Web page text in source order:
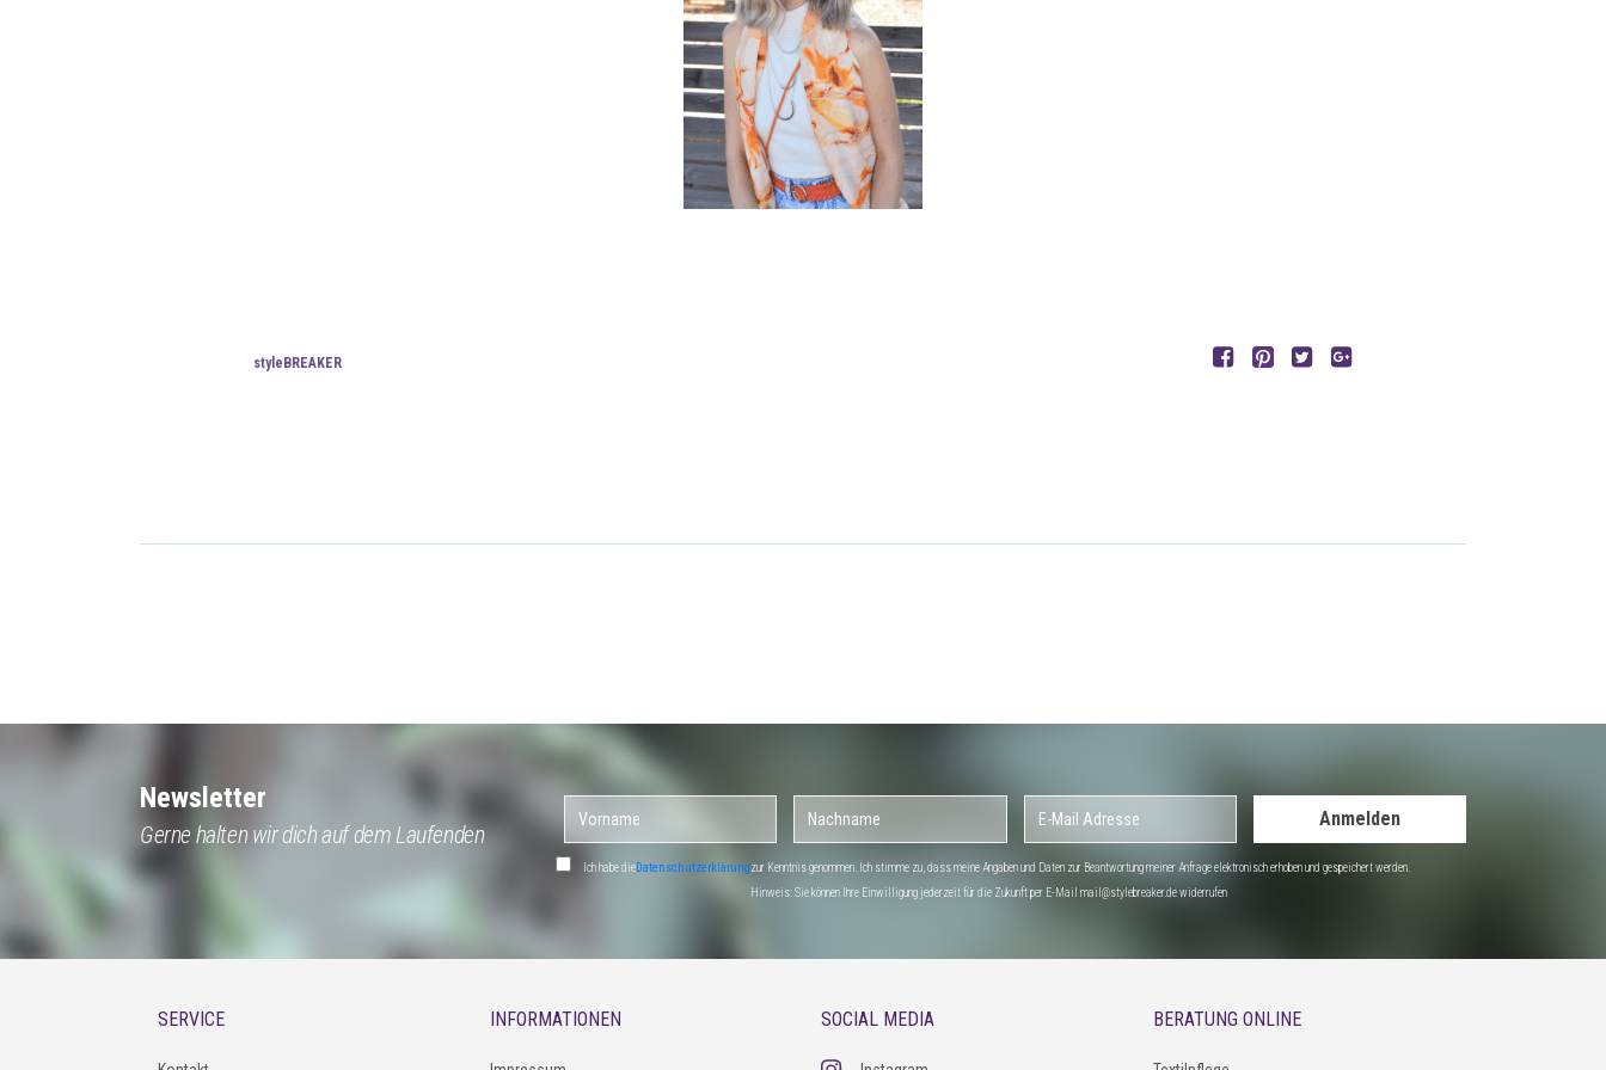
styleBREAKER
Newsletter
Gerne halten wir dich auf dem Laufenden
Anmelden
Ich habe dieDatenschutzerklärungzur Kenntnis genommen. Ich stimme zu, dass meine Angaben und Daten zur Beantwortung meiner Anfrage elektronisch erhoben und gespeichert werden.
Hinweis: Sie können Ihre Einwilligung jederzeit für die Zukunft per E-Mail mail@stylebreaker.de widerrufen
SERVICE INFORMATIONEN SOCIAL MEDIA BERATUNG ONLINE